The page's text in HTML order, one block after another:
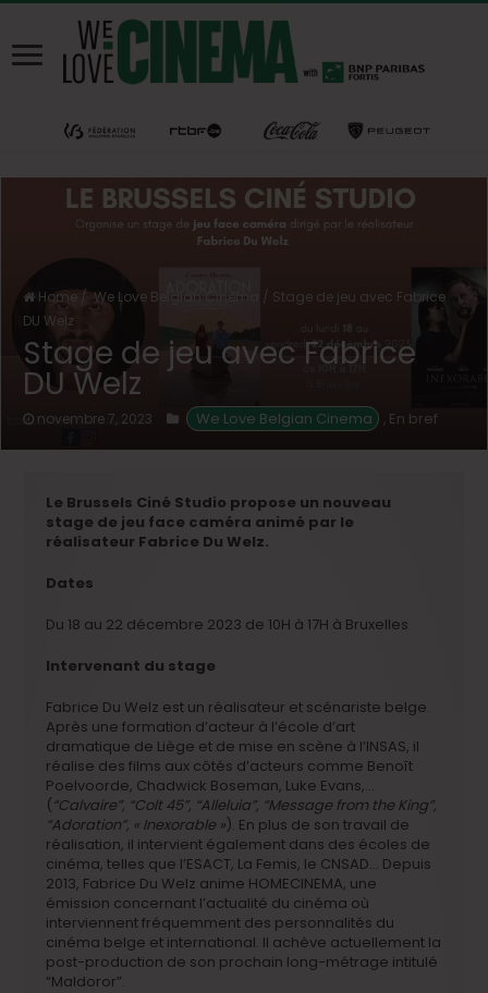
Home / We Love Belgian Cinema / Stage de jeu avec Fabrice
DU Welz
Stage de jeu avec Fabrice
DU Welz
novembre 7, 2023 We Love Belgian Cinema En bref
Le Brussels Ciné Studio propose un nouveau
stage de jeu face caméra animé par le
réalisateur Fabrice Du Welz.
Dates
Du 18 au 22 décembre 2023 de 10H à 17H à Bruxelles
Intervenant du stage
Fabrice Du Welz est un réalisateur et scénariste belge.
Après une formation d’acteur à l’école d’art
dramatique de Liège et de mise en scène à l’INSAS, il
réalise des films aux côtés d’acteurs comme Benoît
Poelvoorde, Chadwick Boseman, Luke Evans,…
(“Calvaire”, “Colt 45”, “Alleluia”, “Message from the King”,
“Adoration”, « Inexorable »). En plus de son travail de
réalisation, il intervient également dans des écoles de
cinéma, telles que l’ESACT, La Femis, le CNSAD… Depuis
2013, Fabrice Du Welz anime HOMECINEMA, une
émission concernant l’actualité du cinéma où
interviennent fréquemment des personnalités du
cinéma belge et international. Il achève actuellement la
post-production de son prochain long-métrage intitulé
“Maldoror”.